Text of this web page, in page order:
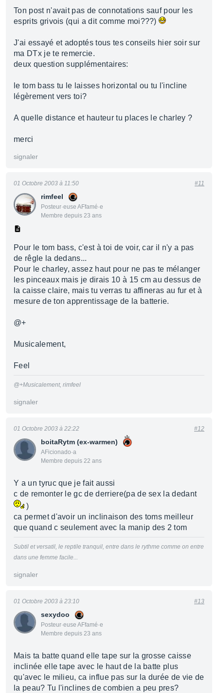
Ton post n'avait pas de connotations sauf pour les
esprits grivois (qui a dit comme moi???)
J'ai essayé et adoptés tous tes conseils hier soir sur
ma DTx je te remercie.
deux question supplémentaires:
le tom bass tu le laisses horizontal ou tu l'incline
légèrement vers toi?
A quelle distance et hauteur tu places le charley ?
merci
signaler
rimfeel
Posteur·euse AFfamé·e
Membre depuis 23 ans
01 Octobre 2003 à 11:50 #11
Pour le tom bass, c'est à toi de voir, car il n'y a pas
de rêgle la dedans...
Pour le charley, assez haut pour ne pas te mélanger
les pinceaux mais je dirais 10 à 15 cm au dessus de
la caisse claire, mais tu verras tu affineras au fur et à
mesure de ton apprentissage de la batterie.
@+
Musicalement,
Feel
@+Musicalement, rimfeel
signaler
boitaRytm (ex-warmen)
AFicionado·a
Membre depuis 22 ans
01 Octobre 2003 à 22:22 #12
Y a un tyruc que je fait aussi
c de remonter le gc de derriere(pa de sex la dedant
)
ca permet d'avoir un inclinaison des toms meilleur
que quand c seulement avec la manip des 2 tom
Subtil et versatil, le reptile tranquil, entre dans le rythme comme on entre
dans une femme facile...
signaler
sexydoo
Posteur·euse AFfamé·e
Membre depuis 23 ans
01 Octobre 2003 à 23:10 #13
Mais ta batte quand elle tape sur la grosse caisse
inclinée elle tape avec le haut de la batte plus
qu'avec le milieu, ca influe pas sur la durée de vie de
la peau? Tu l'inclines de combien a peu pres?